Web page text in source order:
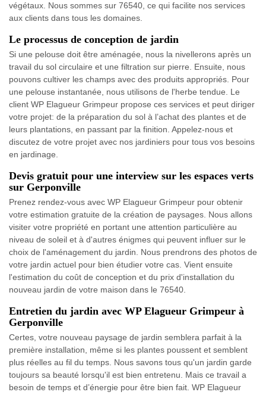
végétaux. Nous sommes sur 76540, ce qui facilite nos services
aux clients dans tous les domaines.
Le processus de conception de jardin
Si une pelouse doit être aménagée, nous la nivellerons après un
travail du sol circulaire et une filtration sur pierre. Ensuite, nous
pouvons cultiver les champs avec des produits appropriés. Pour
une pelouse instantanée, nous utilisons de l'herbe tendue. Le
client WP Elagueur Grimpeur propose ces services et peut diriger
votre projet: de la préparation du sol à l’achat des plantes et de
leurs plantations, en passant par la finition. Appelez-nous et
discutez de votre projet avec nos jardiniers pour tous vos besoins
en jardinage.
Devis gratuit pour une interview sur les espaces verts
sur Gerponville
Prenez rendez-vous avec WP Elagueur Grimpeur pour obtenir
votre estimation gratuite de la création de paysages. Nous allons
visiter votre propriété en portant une attention particulière au
niveau de soleil et à d'autres énigmes qui peuvent influer sur le
choix de l'aménagement du jardin. Nous prendrons des photos de
votre jardin actuel pour bien étudier votre cas. Vient ensuite
l'estimation du coût de conception et du prix d'installation du
nouveau jardin de votre maison dans le 76540.
Entretien du jardin avec WP Elagueur Grimpeur à
Gerponville
Certes, votre nouveau paysage de jardin semblera parfait à la
première installation, même si les plantes poussent et semblent
plus réelles au fil du temps. Nous savons tous qu'un jardin garde
toujours sa beauté lorsqu'il est bien entretenu. Mais ce travail a
besoin de temps et d’énergie pour être bien fait. WP Elagueur